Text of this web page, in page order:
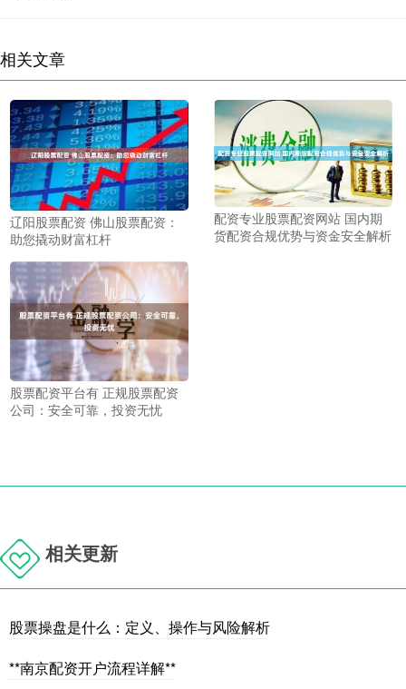
相关文章
辽阳股票配资 佛山股票配资：
助您撬动财富杠杆
配资专业股票配资网站 国内期
货配资合规优势与资金安全解析
股票配资平台有 正规股票配资
公司：安全可靠，投资无忧
相关更新
股票操盘是什么：定义、操作与风险解析
**南京配资开户流程详解**